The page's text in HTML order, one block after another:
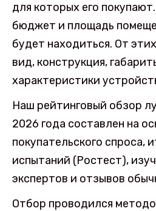
для которых его
бюджет и площадь
будет находиться. От
вид, конструкция,
характеристики
Наш рейтинговый обзор
2026 года составлен на
покупательского спроса,
испытаний (Ростест),
экспертов и отзывов
Отбор проводился